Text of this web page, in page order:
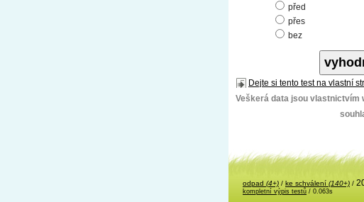
před
přes
bez
Dejte si tento test na vlastní
Veškerá data jsou vlastnictvím
odpad (4+) / ke schválení (140+) /
kompletní výpis testů / 0.063s